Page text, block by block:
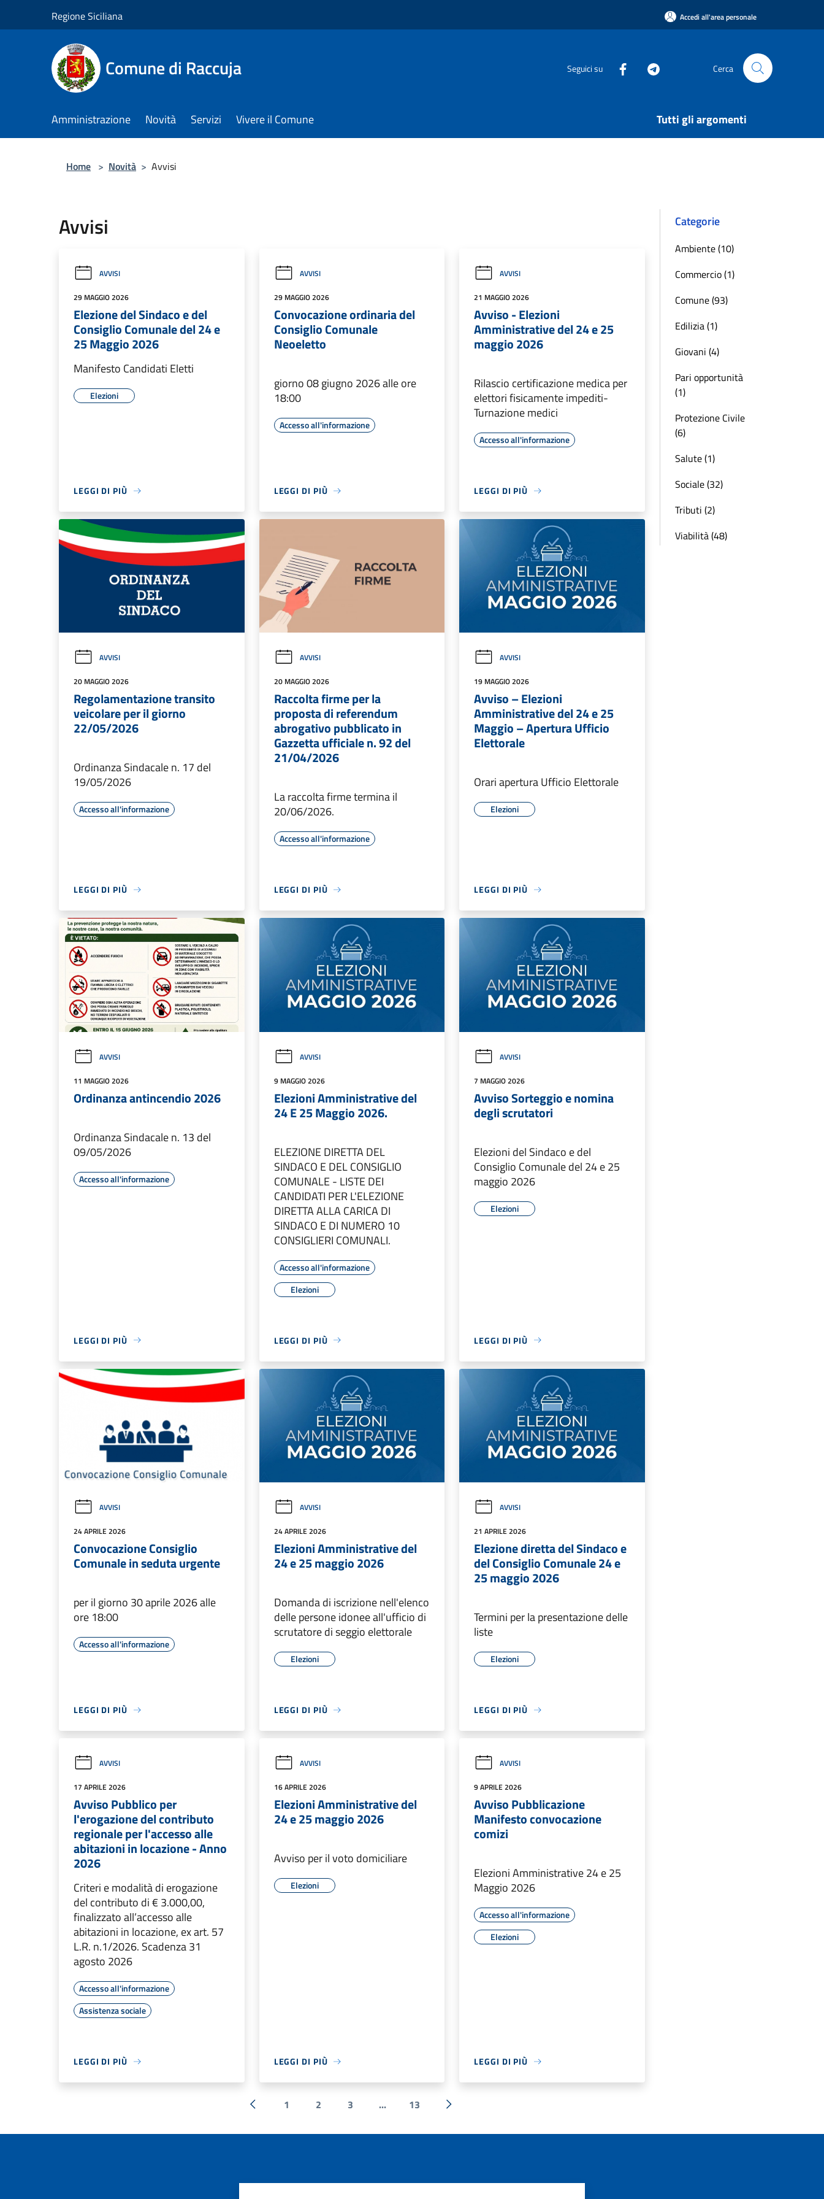
Regione Siciliana Accedi all'area personale
Comune di Raccuja Seguici su Cerca
Amministrazione Novità Servizi Vivere il Comune Tutti gli argomenti
Home > Novità > Avvisi
Avvisi
AVVISI
29 MAGGIO 2026
Elezione del Sindaco e del
Consiglio Comunale del 24 e
25 Maggio 2026
Manifesto Candidati Eletti
Elezioni
LEGGI DI PIÙ
AVVISI
29 MAGGIO 2026
Convocazione ordinaria del
Consiglio Comunale
Neoeletto
giorno 08 giugno 2026 alle ore
18:00
Accesso all'informazione
LEGGI DI PIÙ
AVVISI
21 MAGGIO 2026
Avviso - Elezioni
Amministrative del 24 e 25
maggio 2026
Rilascio certificazione medica per
elettori fisicamente impediti-
Turnazione medici
Accesso all'informazione
LEGGI DI PIÙ
AVVISI
20 MAGGIO 2026
Regolamentazione transito
veicolare per il giorno
22/05/2026
Ordinanza Sindacale n. 17 del
19/05/2026
Accesso all'informazione
LEGGI DI PIÙ
AVVISI
20 MAGGIO 2026
Raccolta firme per la
proposta di referendum
abrogativo pubblicato in
Gazzetta ufficiale n. 92 del
21/04/2026
La raccolta firme termina il
20/06/2026.
Accesso all'informazione
LEGGI DI PIÙ
AVVISI
19 MAGGIO 2026
Avviso – Elezioni
Amministrative del 24 e 25
Maggio – Apertura Ufficio
Elettorale
Orari apertura Ufficio Elettorale
Elezioni
LEGGI DI PIÙ
AVVISI
11 MAGGIO 2026
Ordinanza antincendio 2026
Ordinanza Sindacale n. 13 del
09/05/2026
Accesso all'informazione
LEGGI DI PIÙ
AVVISI
9 MAGGIO 2026
Elezioni Amministrative del
24 E 25 Maggio 2026.
ELEZIONE DIRETTA DEL
SINDACO E DEL CONSIGLIO
COMUNALE - LISTE DEI
CANDIDATI PER L'ELEZIONE
DIRETTA ALLA CARICA DI
SINDACO E DI NUMERO 10
CONSIGLIERI COMUNALI.
Accesso all'informazione
Elezioni
LEGGI DI PIÙ
AVVISI
7 MAGGIO 2026
Avviso Sorteggio e nomina
degli scrutatori
Elezioni del Sindaco e del
Consiglio Comunale del 24 e 25
maggio 2026
Elezioni
LEGGI DI PIÙ
AVVISI
24 APRILE 2026
Convocazione Consiglio
Comunale in seduta urgente
per il giorno 30 aprile 2026 alle
ore 18:00
Accesso all'informazione
LEGGI DI PIÙ
AVVISI
24 APRILE 2026
Elezioni Amministrative del
24 e 25 maggio 2026
Domanda di iscrizione nell'elenco
delle persone idonee all'ufficio di
scrutatore di seggio elettorale
Elezioni
LEGGI DI PIÙ
AVVISI
21 APRILE 2026
Elezione diretta del Sindaco e
del Consiglio Comunale 24 e
25 maggio 2026
Termini per la presentazione delle
liste
Elezioni
LEGGI DI PIÙ
AVVISI
17 APRILE 2026
Avviso Pubblico per
l'erogazione del contributo
regionale per l'accesso alle
abitazioni in locazione - Anno
2026
Criteri e modalità di erogazione
del contributo di € 3.000,00,
finalizzato all’accesso alle
abitazioni in locazione, ex art. 57
L.R. n.1/2026. Scadenza 31
agosto 2026
Accesso all'informazione
Assistenza sociale
LEGGI DI PIÙ
AVVISI
16 APRILE 2026
Elezioni Amministrative del
24 e 25 maggio 2026
Avviso per il voto domiciliare
Elezioni
LEGGI DI PIÙ
AVVISI
9 APRILE 2026
Avviso Pubblicazione
Manifesto convocazione
comizi
Elezioni Amministrative 24 e 25
Maggio 2026
Accesso all'informazione
Elezioni
LEGGI DI PIÙ
« Precedente
1 2 3 ... 13
Successiva »
Categorie
Ambiente (10)
Commercio (1)
Comune (93)
Edilizia (1)
Giovani (4)
Pari opportunità
(1)
Protezione Civile
(6)
Salute (1)
Sociale (32)
Tributi (2)
Viabilità (48)